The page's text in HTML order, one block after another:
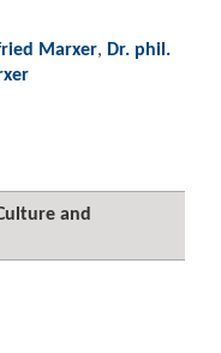
Marxer, Dr. phil.
and